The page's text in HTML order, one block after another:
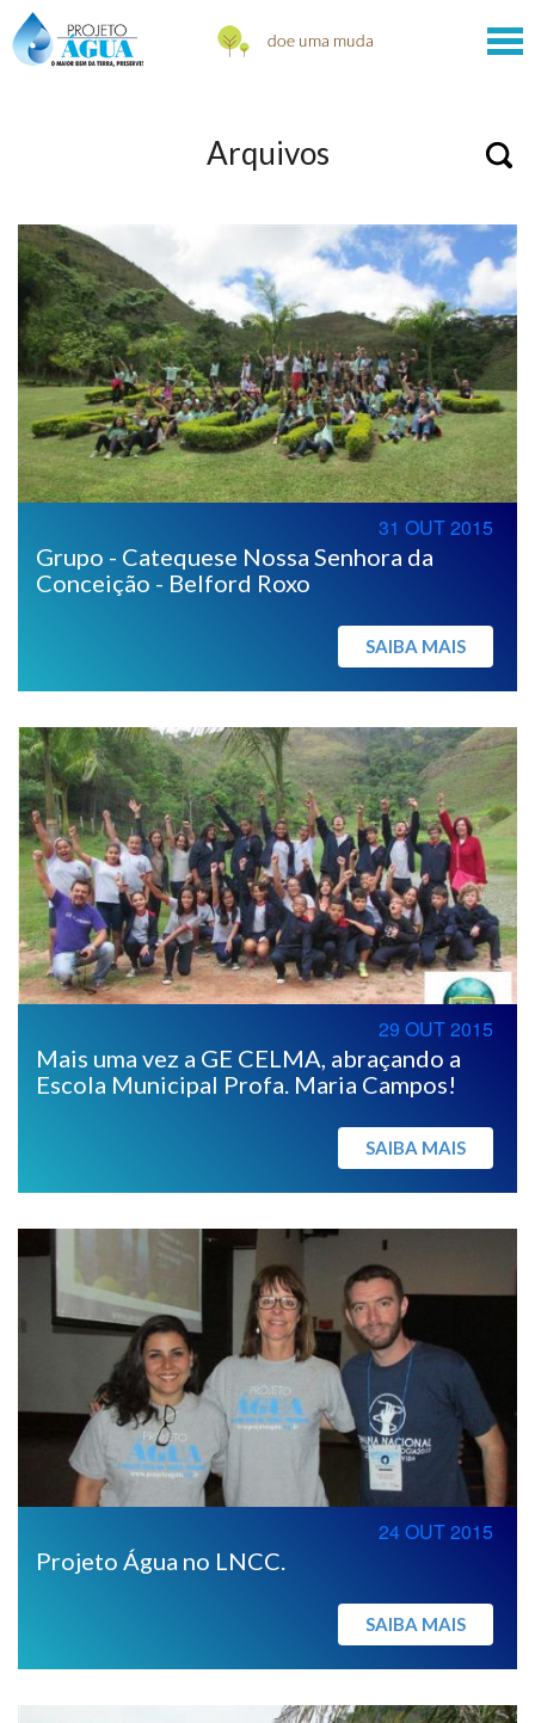
Arquivos
Grupo - Catequese Nossa Senhora da
Conceição - Belford Roxo
31 OUT 2015
SAIBA MAIS
Mais uma vez a GE CELMA, abraçando a
Escola Municipal Profa. Maria Campos!
29 OUT 2015
SAIBA MAIS
Projeto Água no LNCC.
24 OUT 2015
SAIBA MAIS